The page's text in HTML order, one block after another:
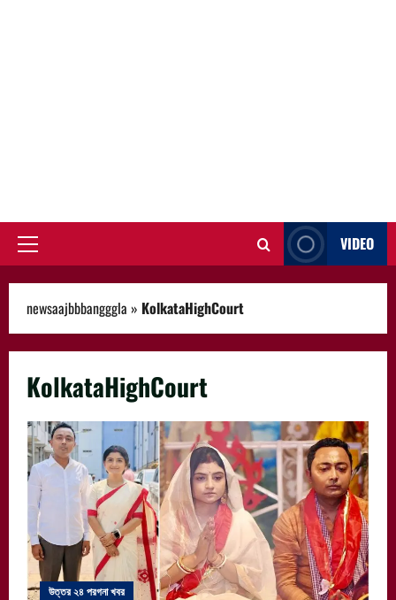
Primary
VIDEO
newsaajbbbangggla » KolkataHighCourt
KolkataHighCourt
উত্তর ২৪ পরগনা খবর